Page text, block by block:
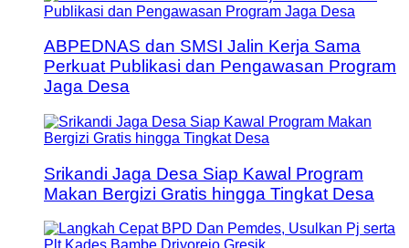
ABPEDNAS dan SMSI Jalin Kerja Sama
Perkuat Publikasi dan Pengawasan Program
Jaga Desa
Srikandi Jaga Desa Siap Kawal Program
Makan Bergizi Gratis hingga Tingkat Desa